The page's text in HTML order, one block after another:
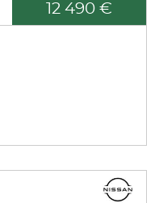
12 490 €